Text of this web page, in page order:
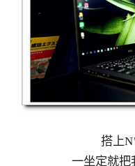
搭上
一坐定就把